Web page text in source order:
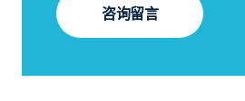
咨询留言